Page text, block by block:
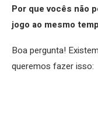
Por que vocês não
jogo ao mesmo
Boa pergunta!
queremos fazer isso: